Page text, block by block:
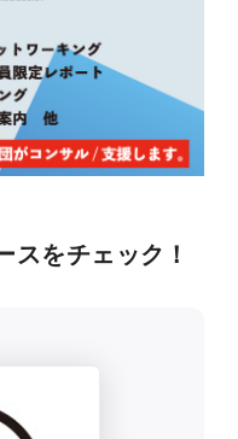
スをチェック！